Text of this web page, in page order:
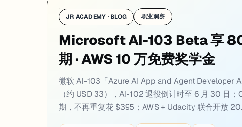
：AI-103「Azure AI App and Agent Developer Associate」Beta 4 月
AI-102（Azure AI Engineer Associate）已宣布于2026 年 6 月 30 日退役
。
AI-102 侧重使用现有 Azure 认知服务（语音、视觉、语言等 REST API），AI-
对还在备考 AI-102 的候选人：6 月 30 日前拿证仍然完全有效，认证本身 2
2. CNCF 推出 CARE 计划：通过 CKA 自动续期 KCNA，不再重复考试
JR ACADEMY · BLOG 职业洞察
Microsoft AI-103 Beta 享 80
期 · AWS 10 万免费奖学金
微软 AI-103「Azure AI App and Agent Developer
（约 USD 33），AI-102 退役倒计时至 6 月 30 日
期，不再重复花 $395；AWS + Udacity 联合开放